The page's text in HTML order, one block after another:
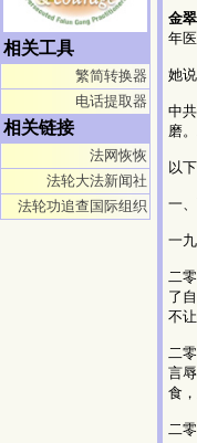
相关工具
繁简转换器
电话提取器
相关链接
法网恢恢
法轮大法新闻社
法轮功追查国际组织
金
年
她
中
磨
以下
一
一
二
了
不
二
言
食
二